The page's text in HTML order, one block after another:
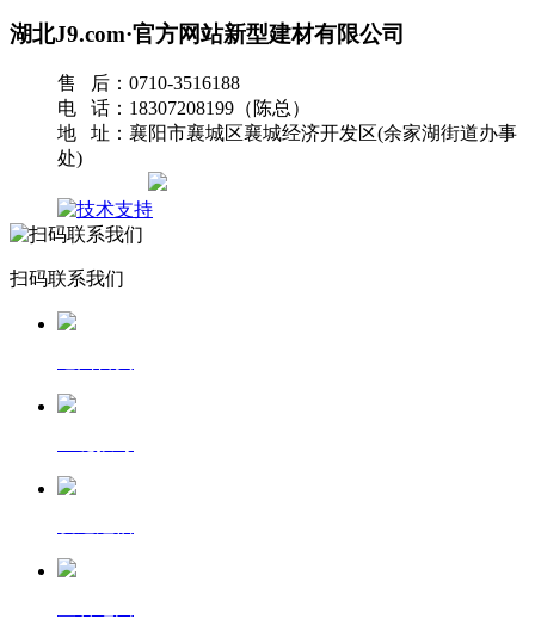
湖北J9.com·官方网站新型建材有限公司
售 后：0710-3516188
电 话：18307208199（陈总）
地 址：襄阳市襄城区襄城经济开发区(余家湖街道办事
处)
扫码联系我们